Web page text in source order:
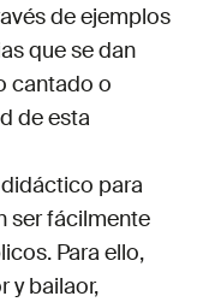
de ejemplos
que se dan
cantado o
de esta
para
ser fácilmente
Para ello,
y bailaor,